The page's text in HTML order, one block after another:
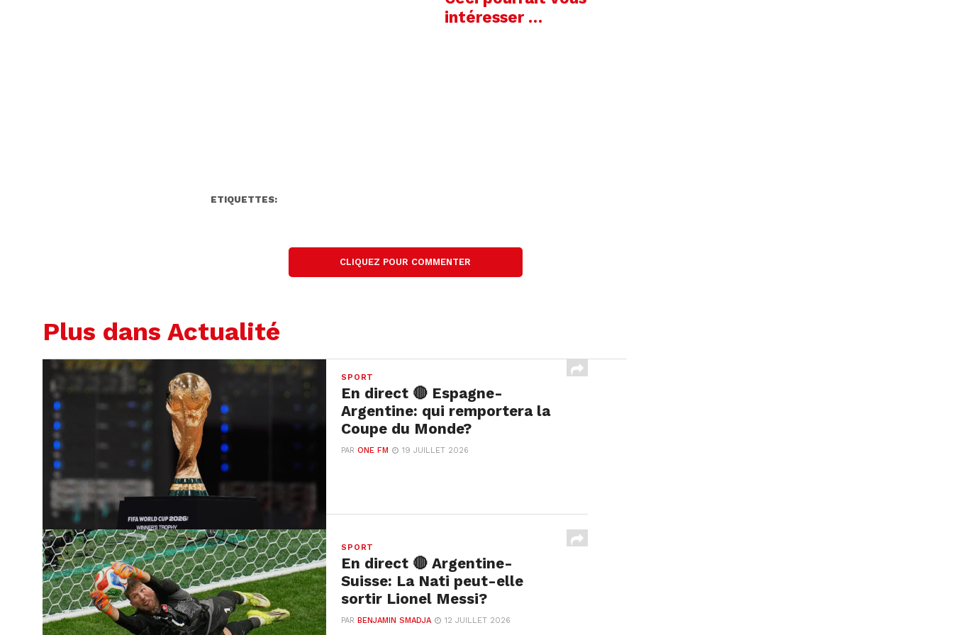
intéresser …
ETIQUETTES:
CLIQUEZ POUR COMMENTER
Plus dans Actualité
SPORT
En direct 🔴 Espagne-
Argentine: qui remportera la
Coupe du Monde?
PARONE FM 19 JUILLET 2026
SPORT
En direct 🔴 Argentine-
Suisse: La Nati peut-elle
sortir Lionel Messi?
PAR BENJAMIN SMADJA 12 JUILLET 2026